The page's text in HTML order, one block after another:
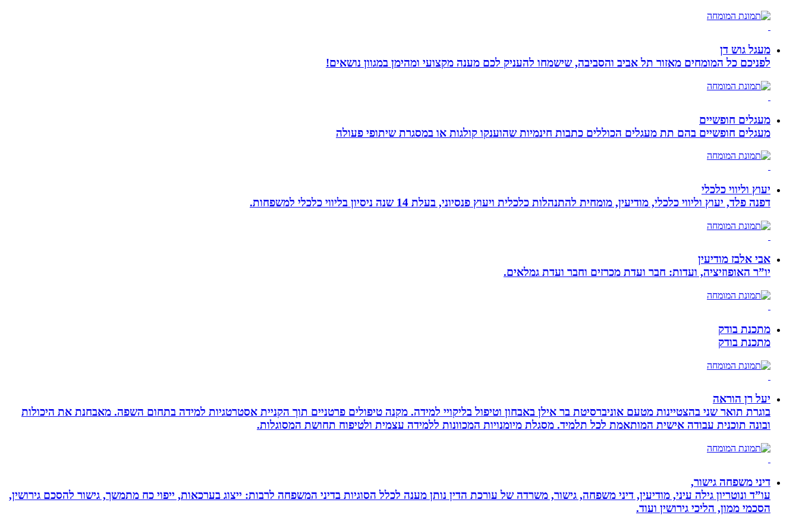
מעגל גוש דן
לפניכם כל המומחים מאזור תל אביב והסביבה, שישמחו להעניק לכם מענה מקצועי ומהימן במגוון נושאים!
מעגלים חופשיים
מעגלים חופשיים בהם תת מעגלים הכוללים כתבות חינמיות שהוענקו קולגות או במסגרת שיתופי פעולה
יעוץ וליווי כלכלי
דפנה פלד, יעוץ וליווי כלכלי, מודיעין, מומחית להתנהלות כלכלית ויעוץ פנסיוני, בעלת 14 שנה ניסיון בליווי כלכלי למשפחות.
אבי אלבז מודיעין
יו”ר האופוזיציה, ועדות: חבר ועדת מכרזים וחבר ועדת גמלאים.
מתכנת בודק
מתכנת בודק
יעל רן הוראה
בוגרת תואר שני בהצטיינות מטעם אוניברסיטת בר אילן באבחון וטיפול בליקויי למידה. מקנה טיפולים פרטניים תוך הקניית אסטרטגיות למידה בתחום השפה. מאבחנת את היכולות
ובונה תוכנית עבודה אישית המותאמת לכל תלמיד. מסגלת מיומנויות המכוונות ללמידה עצמית ולטיפוח תחושת המסוגלות.
דיני משפחה גישור,
עו”ד ונוטריון גילה עיני, מודיעין, דיני משפחה, גישור, משרדה של עורכת הדין נותן מענה לכלל הסוגיות בדיני המשפחה לרבות: ייצוג בערכאות, ייפוי כח מתמשך, גישור להסכם גירושין,
הסכמי ממון, הליכי גירושין ועוד.